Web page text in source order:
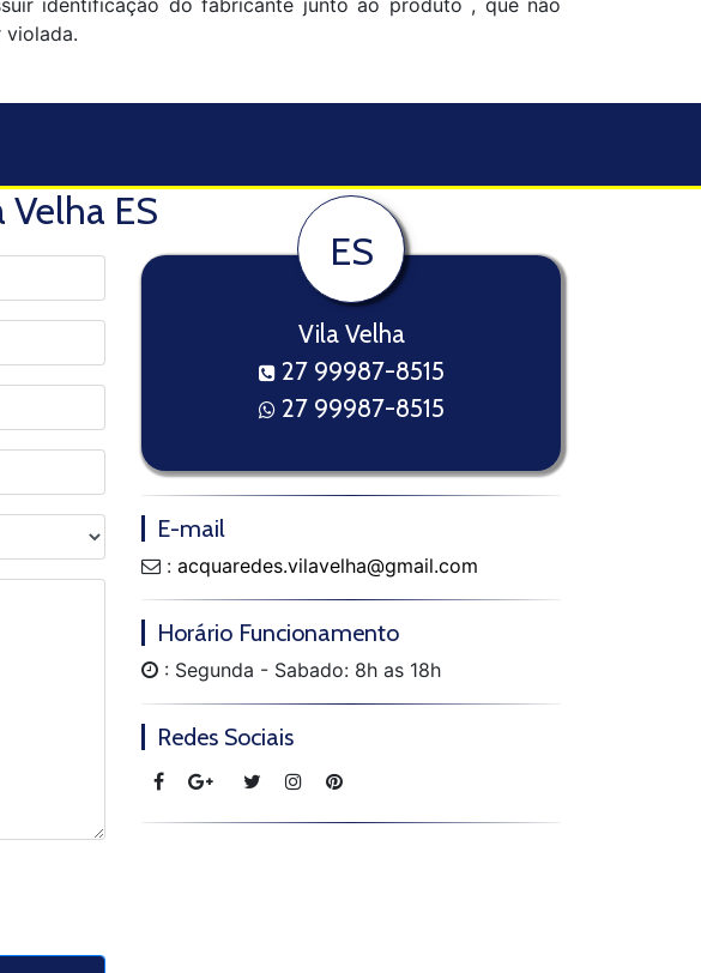
identificação do fabricante junto ao produto , que não
violada.
ES
ES
Vila Velha
27 99987-8515
27 99987-8515
E-mail
: acquaredes.vilavelha@gmail.com
Horário Funcionamento
: Segunda - Sabado: 8h as 18h
Redes Sociais